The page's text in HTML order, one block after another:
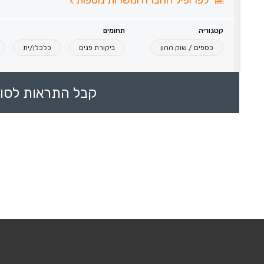
קטגוריה תחומים
כספים / שוק ההון ביקורת פנים כלכלן/ית
קבל התראות